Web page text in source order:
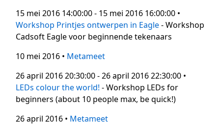
15 mei 2016 14:00:00 - 15 mei 2016 16:00:00 •
Workshop Printjes ontwerpen in Eagle- Workshop
Cadsoft Eagle voor beginnende tekenaars
10 mei 2016 • Metameet
26 april 2016 20:30:00 - 26 april 2016 22:30:00 •
LEDs colour the world! - Workshop LEDs for
beginners (about 10 people max, be quick!)
26 april 2016 • Metameet